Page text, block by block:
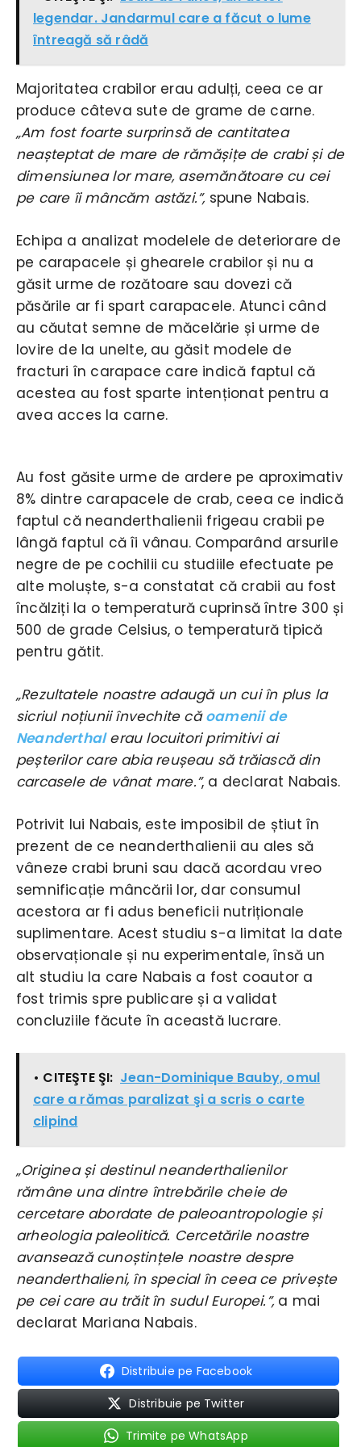
legendar. Jandarmul care a făcut o lume
întreagă să râdă
Majoritatea crabilor erau adulți, ceea ce ar
produce câteva sute de grame de carne.
„Am fost foarte surprinsă de cantitatea
neașteptat de mare de rămășițe de crabi și de
dimensiunea lor mare, asemănătoare cu cei
pe care îi mâncăm astăzi.”, spune Nabais.
Echipa a analizat modelele de deteriorare de
pe carapacele și ghearele crabilor și nu a
găsit urme de rozătoare sau dovezi că
păsările ar fi spart carapacele. Atunci când
au căutat semne de măcelărie și urme de
lovire de la unelte, au găsit modele de
fracturi în carapace care indică faptul că
acestea au fost sparte intenționat pentru a
avea acces la carne.
Au fost găsite urme de ardere pe aproximativ
8% dintre carapacele de crab, ceea ce indică
faptul că neanderthalienii frigeau crabii pe
lângă faptul că îi vânau. Comparând arsurile
negre de pe cochilii cu studiile efectuate pe
alte moluște, s-a constatat că crabii au fost
încălziți la o temperatură cuprinsă între 300 și
500 de grade Celsius, o temperatură tipică
pentru gătit.
„Rezultatele noastre adaugă un cui în plus la
sicriul noțiunii învechite căoamenii de
Neanderthalerau locuitori primitivi ai
peșterilor care abia reușeau să trăiască din
carcasele de vânat mare.”, a declarat Nabais.
Potrivit lui Nabais, este imposibil de știut în
prezent de ce neanderthalienii au ales să
vâneze crabi bruni sau dacă acordau vreo
semnificație mâncării lor, dar consumul
acestora ar fi adus beneficii nutriționale
suplimentare. Acest studiu s-a limitat la date
observaționale și nu experimentale, însă un
alt studiu la care Nabais a fost coautor a
fost trimis spre publicare și a validat
concluziile făcute în această lucrare.
• CITEŞTE ŞI: Jean-Dominique Bauby, omul
care a rămas paralizat şi a scris o carte
clipind
„Originea și destinul neanderthalienilor
rămâne una dintre întrebările cheie de
cercetare abordate de paleoantropologie și
arheologia paleolitică. Cercetările noastre
avansează cunoștințele noastre despre
neanderthalieni, în special în ceea ce privește
pe cei care au trăit în sudul Europei.”, a mai
declarat Mariana Nabais.
Distribuie pe Facebook
Distribuie pe Twitter
Trimite pe WhatsApp